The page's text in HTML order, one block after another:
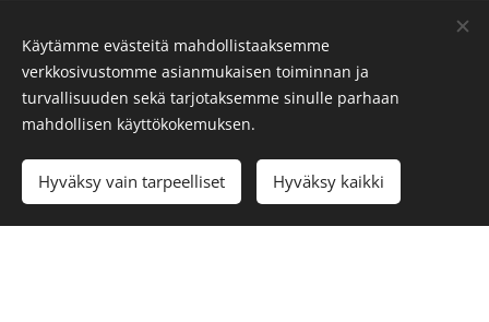
© 2024 Kaikki oikeudet pidätetään
Copyright Skyline Legal Oy 2026 Evästeet
Käytämme evästeitä mahdollistaaksemme
verkkosivustomme asianmukaisen toiminnan ja
turvallisuuden sekä tarjotaksemme sinulle parhaan
mahdollisen käyttökokemuksen.
Hyväksy vain tarpeelliset Hyväksy kaikki